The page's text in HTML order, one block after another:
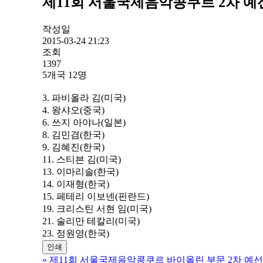
작성일
2015-03-24 21:23
조회
1397
5개국 12명
3. 파비올라 김(미국)
4. 왕샤오(중국)
6. 쓰지 아야나(일본)
8. 김민겸(한국)
9. 김혜진(한국)
11. 스티븐 김(미국)
13. 이마리솔(한국)
14. 이재형(한국)
15. 페테리 이보넨(핀란드)
19. 크리스틴 서현 임(미국)
21. 술리만 테칼리(미국)
23. 정원영(한국)
인쇄
« 제11회 서울국제음악콩쿠르 바이올린 부문 2차 예